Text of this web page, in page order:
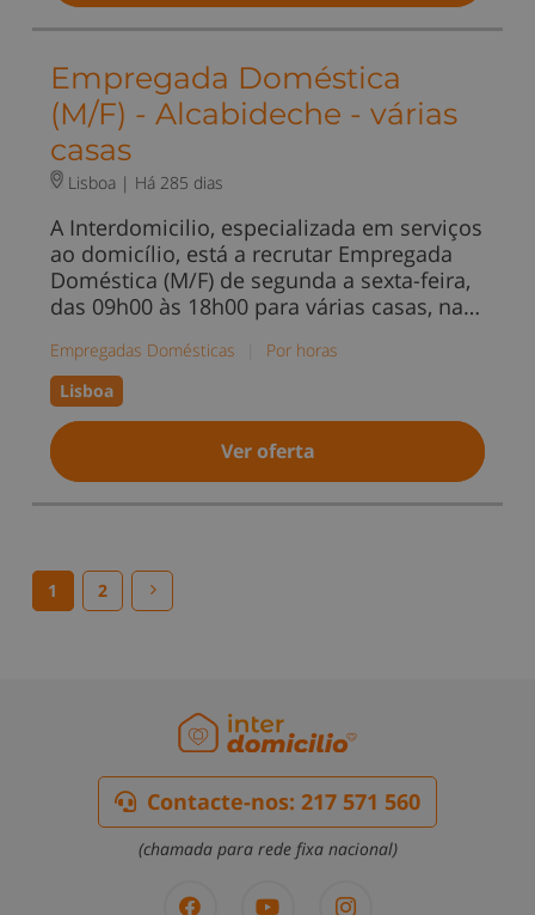
Empregada Doméstica
(M/F) - Alcabideche - várias
casas
Lisboa | Há 285 dias
A Interdomicilio, especializada em serviços
ao domicílio, está a recrutar Empregada
Doméstica (M/F) de segunda a sexta-feira,
das 09h00 às 18h00 para várias casas, na…
Empregadas Domésticas
Por horas
Lisboa
Ver oferta
1 2
Contacte-nos: 217 571 560
(chamada para rede fixa nacional)